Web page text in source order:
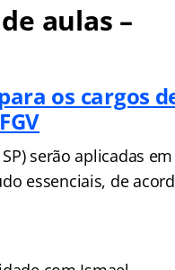
aulas –
os cargos
serão aplicadas em
essenciais, de